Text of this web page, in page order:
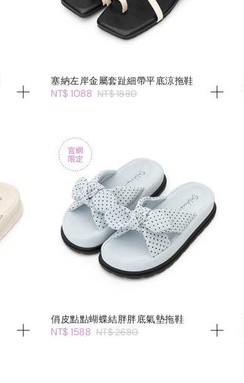
塞納左岸金屬套趾細帶平底涼拖鞋
NT$ 1088 NT$ 1880
俏皮點點蝴蝶結胖胖底氣墊拖鞋
NT$ 1588 NT$ 2680